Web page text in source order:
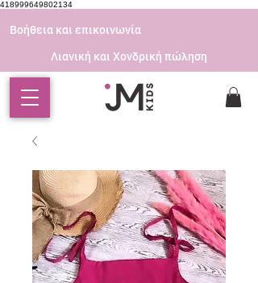
418999649802134
Βοήθεια και επικοινωνία
Λιανική και Χονδρική πώληση